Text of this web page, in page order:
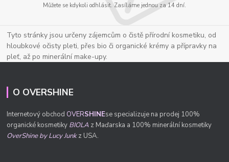
Můžete se kdykoli odhlásit. Zasíláme jednou za 14 dní.
Tyto stránky jsou určeny zájemcům o čistě přírodní kosmetiku, od
hloubkové očisty pleti, přes bio či organické krémy a přípravky na
pleť, až po minerální make-upy.
O OVERSHINE
Internetový obchod OVERSHINEse specializuje na prodej 100%
organické kosmetiky BIOLA z Maďarska a 100% minerální kosmetiky
OverShine by Lucy Junkz USA.